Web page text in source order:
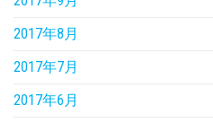
2017年8月
2017年7月
2017年6月